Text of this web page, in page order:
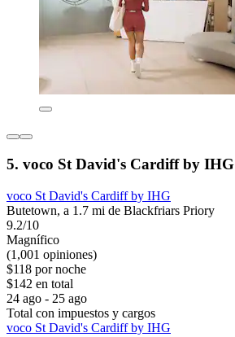
5. voco St David's Cardiff by IHG
voco St David's Cardiff by IHG
Butetown, a 1.7 mi de Blackfriars Priory
9.2/10
Magnífico
(1,001 opiniones)
$118 por noche
$142 en total
24 ago - 25 ago
Total con impuestos y cargos
voco St David's Cardiff by IHG